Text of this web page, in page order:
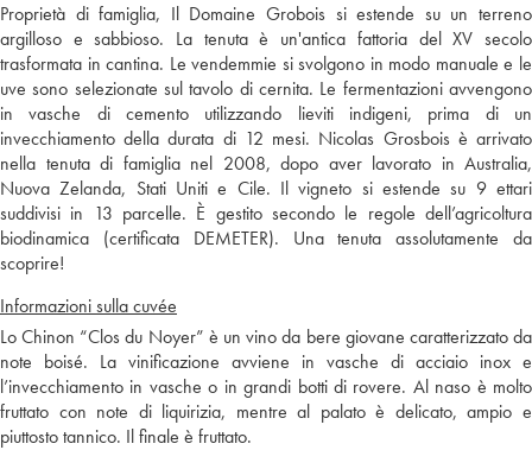
Proprietà di famiglia, Il Domaine Grobois si estende su un terreno
argilloso e sabbioso. La tenuta è un'antica fattoria del XV secolo
trasformata in cantina. Le vendemmie si svolgono in modo manuale e le
uve sono selezionate sul tavolo di cernita. Le fermentazioni avvengono
in vasche di cemento utilizzando lieviti indigeni, prima di un
invecchiamento della durata di 12 mesi. Nicolas Grosbois è arrivato
nella tenuta di famiglia nel 2008, dopo aver lavorato in Australia,
Nuova Zelanda, Stati Uniti e Cile. Il vigneto si estende su 9 ettari
suddivisi in 13 parcelle. È gestito secondo le regole dell’agricoltura
biodinamica (certificata DEMETER). Una tenuta assolutamente da
scoprire!
Informazioni sulla cuvée
Lo Chinon “Clos du Noyer” è un vino da bere giovane caratterizzato da
note boisé. La vinificazione avviene in vasche di acciaio inox e
l’invecchiamento in vasche o in grandi botti di rovere. Al naso è molto
fruttato con note di liquirizia, mentre al palato è delicato, ampio e
piuttosto tannico. Il finale è fruttato.